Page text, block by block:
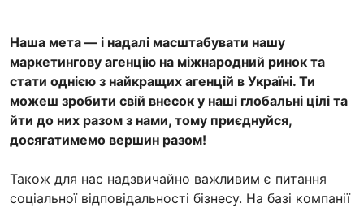
Наша мета — і надалі масштабувати нашу
маркетингову агенцію на міжнародний ринок та
стати однією з найкращих агенцій в Україні. Ти
можеш зробити свій внесок у наші глобальні цілі та
йти до них разом з нами, тому приєднуйся,
досягатимемо вершин разом!
Також для нас надзвичайно важливим є питання
соціальної відповідальності бізнесу. На базі компанії